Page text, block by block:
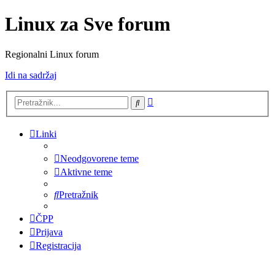
Linux za Sve forum
Regionalni Linux forum
Idi na sadržaj
Pretražnik
Linki
Neodgovorene teme
Aktivne teme
Pretražnik
ČPP
Prijava
Registracija